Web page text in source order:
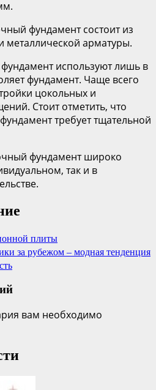
фундамент состоит из
металлической арматуры.
используют лишь в
фундамент. Чаще всего
цокольных и
Стоит отметить, что
требует тщательной
фундамент широко
так и в
плиты
за рубежом – модная тенденция
вам необходимо